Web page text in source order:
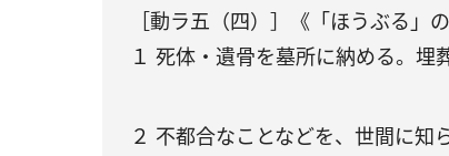
［動ラ五（四）］《「ほうぶる」
１ 死体・遺骨を墓所に納める。埋
２ 不都合なことなどを、世間に知